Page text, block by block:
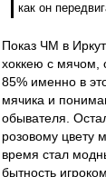
как он
Показ ЧМ в
хоккею с мячом,
85% именно в
мячика и
обывателя.
розовому цвету
время стал
бытность